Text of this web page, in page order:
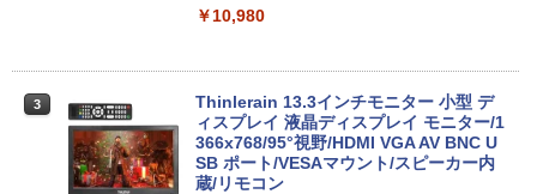
2019 搭載・送料無料
【★最大100%ポイント】Lenovo Think
Pad X280/第8世代 Core i5/メモリ:8GB/
SSD:256GB/512GB/1TB/12.5型/Webカ
88/B デスクトップパソコン 第9世代 Cor
e i5 9500 メモリ8GB 高速SSD256GB W
indows11 Pro Office 2019搭載 WiFi 無
線LAN DVD ドライブ 4K対応 省スペース
中古PC 整備済み品 90日保証 送料無料
￥10,980
3
Thinlerain 13.3インチモニター 小型 デ
ィスプレイ 液晶ディスプレイ モニター/1
366x768/95°視野/HDMI VGA AV BNC U
SB ポート/VESAマウント/スピーカー内
蔵/リモコン